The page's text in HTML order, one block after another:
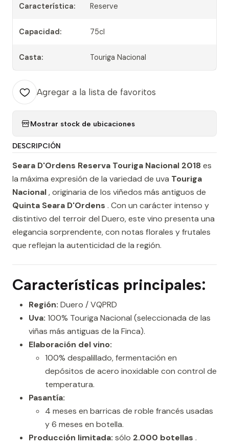
Característica: Reserve
Capacidad: 75cl
Casta: Touriga Nacional
Agregar a la lista de favoritos
Mostrar stock de ubicaciones
DESCRIPCIÓN
Seara D'Ordens Reserva Touriga Nacional 2018es
la máxima expresión de la variedad de uva Touriga
Nacional, originaria de los viñedos más antiguos de
Quinta Seara D'Ordens . Con un carácter intenso y
distintivo del terroir del Duero, este vino presenta una
elegancia sorprendente, con notas florales y frutales
que reflejan la autenticidad de la región.
Características principales:
Región: Duero / VQPRD
Uva: 100% Touriga Nacional (seleccionada de las
viñas más antiguas de la Finca).
Elaboración del vino:
100% despalillado, fermentación en
depósitos de acero inoxidable con control de
temperatura.
Pasantía:
4 meses en barricas de roble francés usadas
y 6 meses en botella.
Producción limitada: sólo 2.000 botellas .